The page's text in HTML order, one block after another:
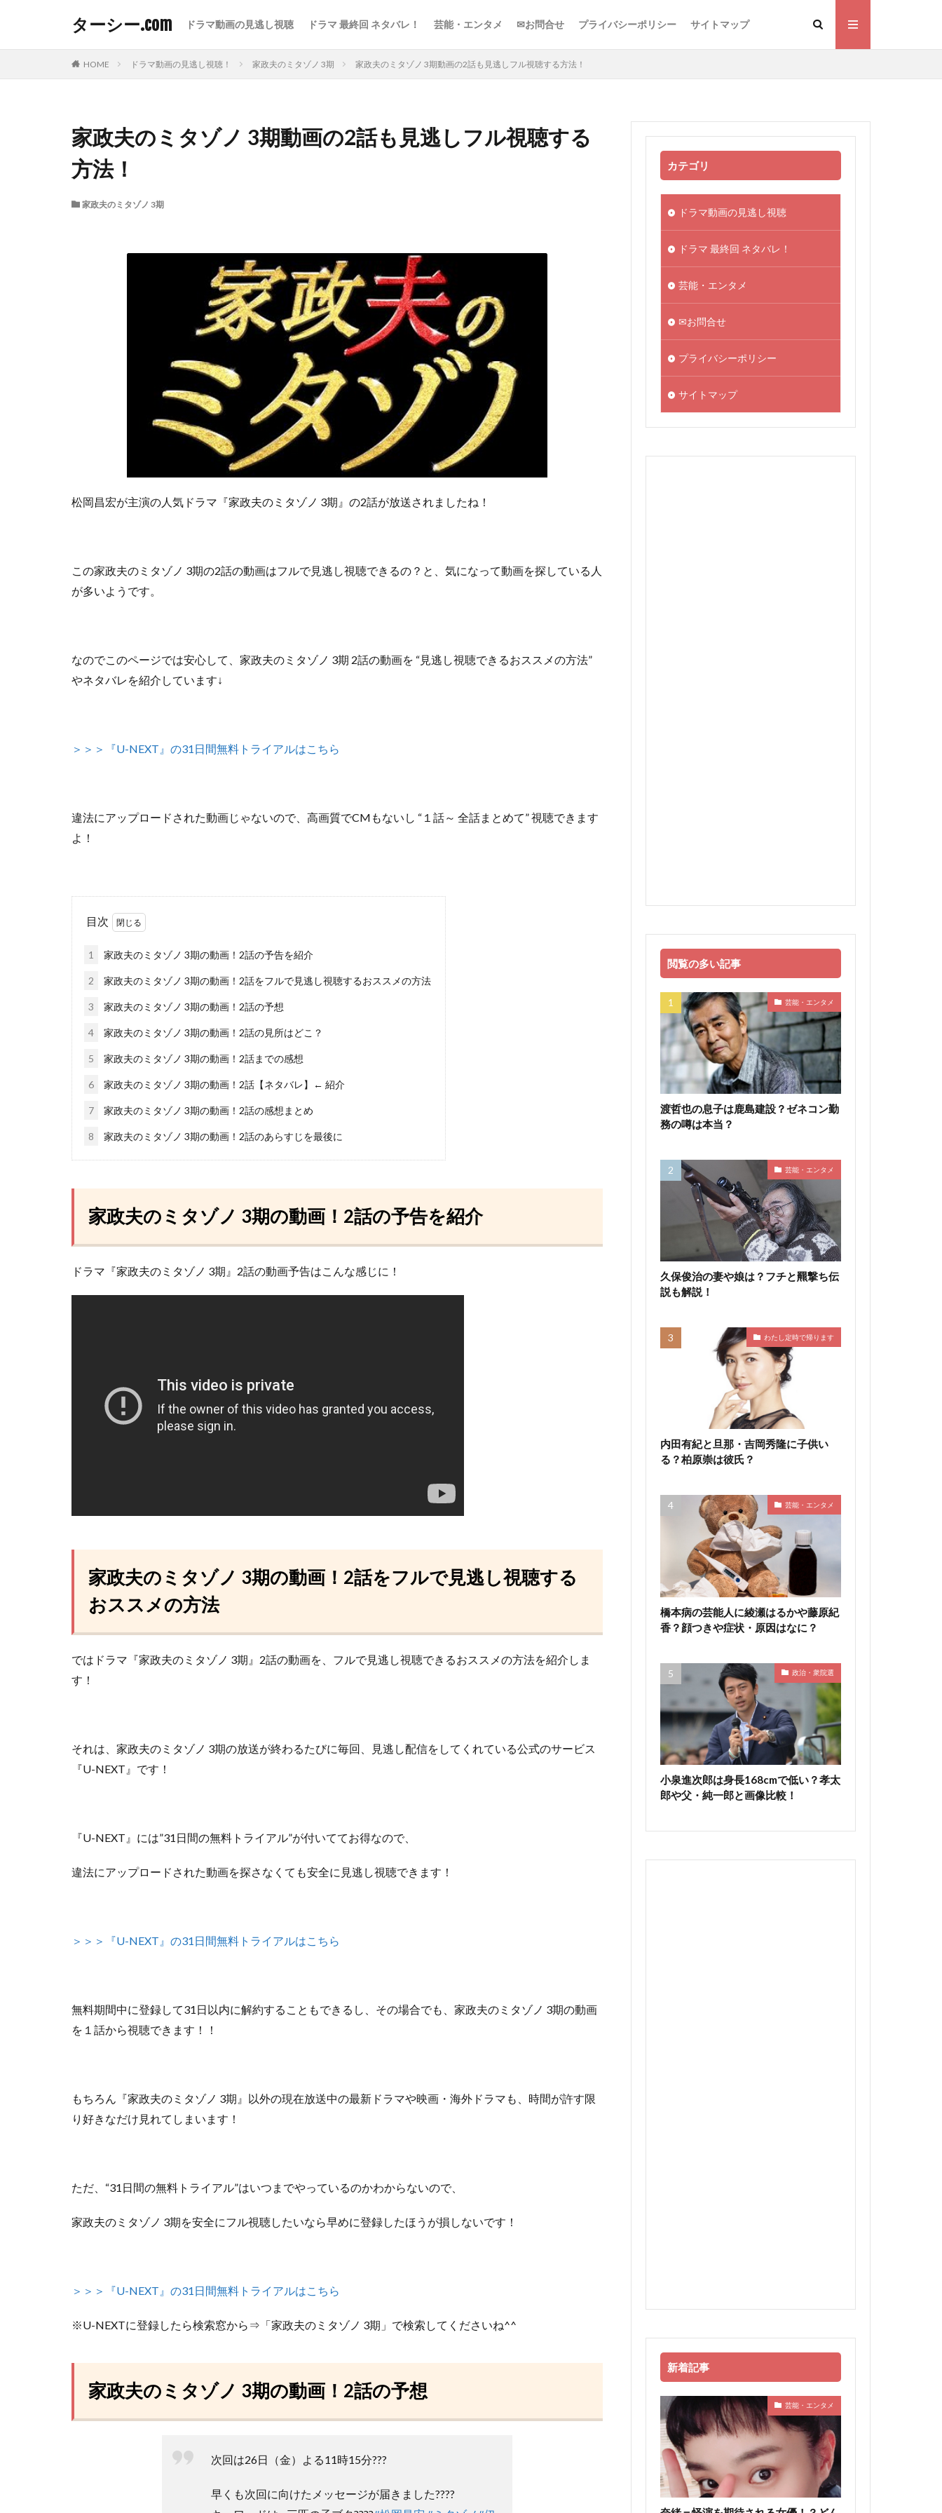
ターシー.com ドラマ動画の見逃し視聴 ドラマ 最終回 ネタバレ！ 芸能・エンタメ ✉お問合せ プライバシーポリシー サイトマップ
HOME ドラマ動画の見逃し視聴！ 家政夫のミタゾノ 3期 家政夫のミタゾノ 3期動画の2話も見逃しフル視聴する方法！
家政夫のミタゾノ 3期動画の2話も見逃しフル視聴する
方法！
家政夫のミタゾノ 3期
松岡昌宏が主演の人気ドラマ『家政夫のミタゾノ 3期』の2話が放送されましたね！
この家政夫のミタゾノ 3期の2話の動画はフルで見逃し視聴できるの？ と、気になって動画を探している人
が多いようです。
なのでこのページでは安心して、 家政夫のミタゾノ 3期 2話の動画を “見逃し視聴できるおススメの方法”
やネタバレを紹介しています↓
＞＞＞『U-NEXT』の31日間無料トライアルはこちら
違法にアップロードされた動画じゃないので、高画質でCMもないし “１話～ 全話まとめて”視聴できます
よ！
目次
1 家政夫のミタゾノ 3期の動画！2話の予告を紹介
2 家政夫のミタゾノ 3期の動画！2話をフルで見逃し視聴するおススメの方法
3 家政夫のミタゾノ 3期の動画！2話の予想
4 家政夫のミタゾノ 3期の動画！2話の見所はどこ？
5 家政夫のミタゾノ 3期の動画！2話までの感想
6 家政夫のミタゾノ 3期の動画！2話【ネタバレ】← 紹介
7 家政夫のミタゾノ 3期の動画！2話の感想まとめ
8 家政夫のミタゾノ 3期の動画！2話のあらすじを最後に
家政夫のミタゾノ 3期の動画！2話の予告を紹介
ドラマ『家政夫のミタゾノ 3期』2話の動画予告はこんな感じに！
家政夫のミタゾノ 3期の動画！2話をフルで見逃し視聴する
おススメの方法
ではドラマ『家政夫のミタゾノ 3期』2話の動画を、フルで見逃し視聴できるおススメの方法を紹介しま
す！
それは、家政夫のミタゾノ 3期の放送が終わるたびに毎回、見逃し配信をしてくれている公式のサービス
『U-NEXT』 です！
『U-NEXT』には”31日間の無料トライアル”が付いててお得なので、
違法にアップロードされた動画を探さなくても安全に見逃し視聴できます！
＞＞＞『U-NEXT』の31日間無料トライアルはこちら
無料期間中に登録して31日以内に解約することもできるし、 その場合でも、家政夫のミタゾノ 3期の動画
を１話から視聴できます！！
もちろん『家政夫のミタゾノ 3期』以外の現在放送中の最新ドラマや映画・海外ドラマも、 時間が許す限
り好きなだけ見れてしまいます！
ただ、 “31日間の無料トライアル”はいつまでやっているのかわからないので、
家政夫のミタゾノ 3期を安全にフル視聴したいなら早めに登録したほうが損しないです！
＞＞＞『U-NEXT』の31日間無料トライアルはこちら
※U-NEXTに登録したら検索窓から⇒「家政夫のミタゾノ 3期」で検索してくださいね^^
家政夫のミタゾノ 3期の動画！2話の予想
次回は26日（金）よる11時15分???
早くも次回に向けたメッセージが届きました????
カテゴリ
ドラマ動画の見逃し視聴
ドラマ 最終回 ネタバレ！
芸能・エンタメ
✉お問合せ
プライバシーポリシー
サイトマップ
閲覧の多い記事
芸能・エンタメ
渡哲也の息子は鹿島建設？ゼネコン勤
務の噂は本当？
芸能・エンタメ
久保俊治の妻や娘は？フチと羆撃ち伝
説も解説！
わたし定時で帰ります
内田有紀と旦那・吉岡秀隆に子供い
る？柏原崇は彼氏？
芸能・エンタメ
橋本病の芸能人に綾瀬はるかや藤原紀
香？顔つきや症状・原因はなに？
政治・衆院選
小泉進次郎は身長168cmで低い？孝太
郎や父・純一郎と画像比較！
新着記事
芸能・エンタメ